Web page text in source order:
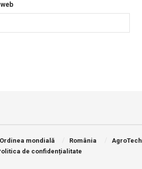
Ordinea mondială România
AgroTech
de confidențialitate